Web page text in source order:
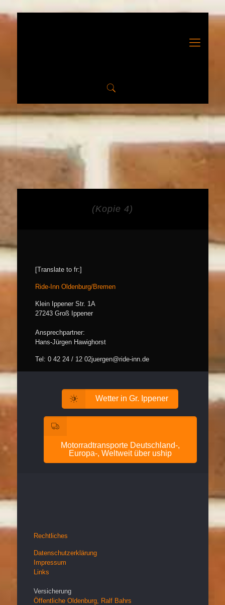
(Kopie 4)
[Translate to fr:]
Ride-Inn Oldenburg/Bremen
Klein Ippener Str. 1A
27243 Groß Ippener
Ansprechpartner:
Hans-Jürgen Hawighorst
Tel: 0 42 24 / 12 02juergen@ride-inn.de
Wetter in Gr. Ippener
Motorradtransporte Deutschland-,
Europa-, Weltweit über uship
Rechtliches
Datenschutzerklärung
Impressum
Links
Versicherung
Öffentliche Oldenburg, Ralf Bahrs